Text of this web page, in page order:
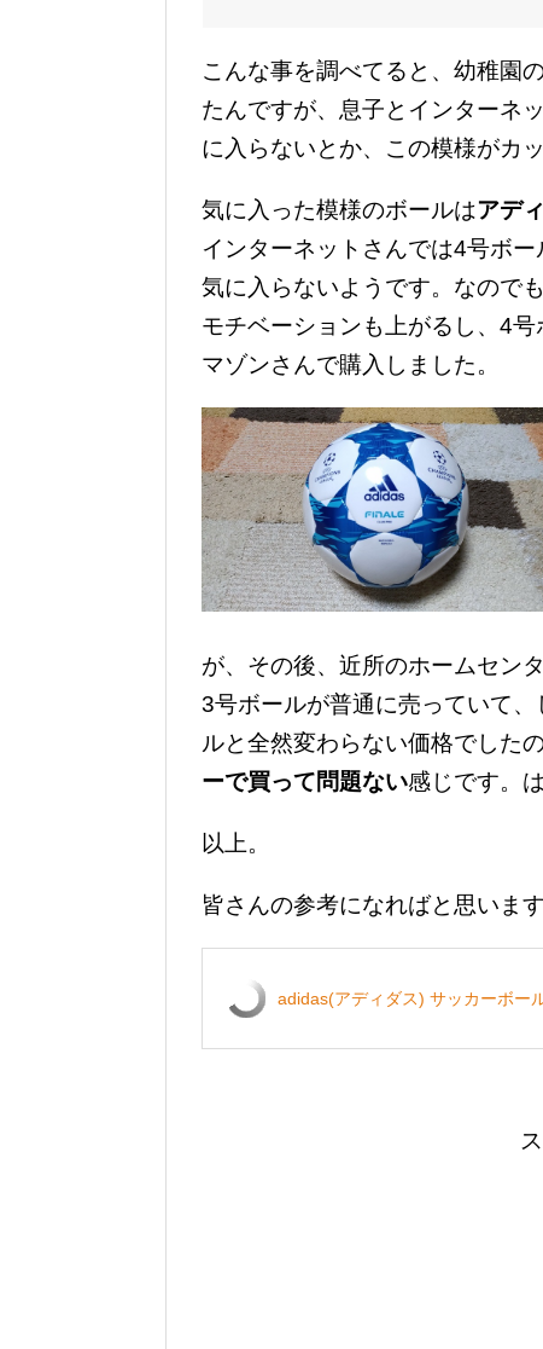
こんな事を調べてると、幼稚園
たんですが、息子とインターネ
に入らないとか、この模様がカ
気に入った模様のボールはアデ
インターネットさんでは4号ボ
気に入らないようです。なので
モチベーションも上がるし、4
マゾンさんで購入しました。
が、その後、近所のホームセン
3号ボールが普通に売っていて
ルと全然変わらない価格でした
ーで買って問題ない感じです。
以上。
皆さんの参考になればと思います
adidas(アディダス) サッカーボー